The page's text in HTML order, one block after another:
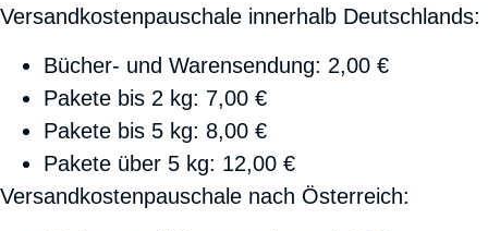
Versandkostenpauschale innerhalb Deutschlands:
Bücher- und Warensendung: 2,00 €
Pakete bis 2 kg: 7,00 €
Pakete bis 5 kg: 8,00 €
Pakete über 5 kg: 12,00 €
Versandkostenpauschale nach Österreich: